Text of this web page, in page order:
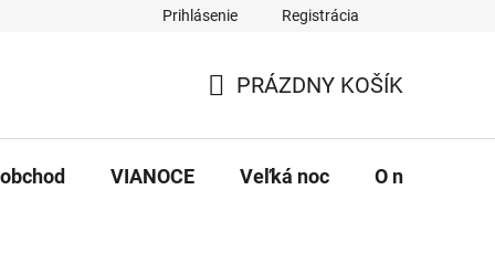
Prihlásenie Registrácia
KOŠÍK
PRÁZDNY KOŠÍK
VIANOCE Veľká noc O nás